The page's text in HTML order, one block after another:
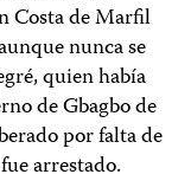
Costa de Marfil
nunca se
quien había
de Gbagbo de
por falta de
arrestado.